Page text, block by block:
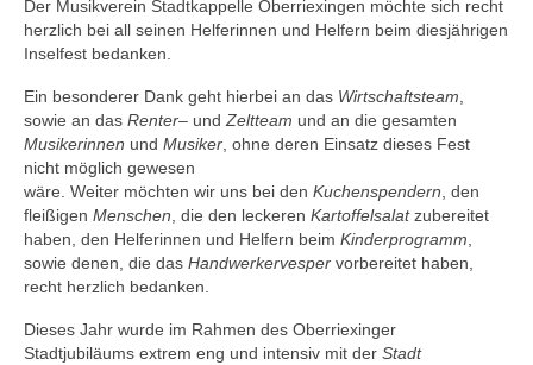
Ausbildung
Kontakt
Sponsoring
Der Musikverein Stadtkappelle Oberriexingen möchte sich recht
herzlich bei all seinen Helferinnen und Helfern beim diesjährigen
Inselfest bedanken.
Ein besonderer Dank geht hierbei an das Wirtschaftsteam
sowie an das Renter– und Zeltteam und an die gesamten
Musikerinnen und Musiker , ohne deren Einsatz dieses Fest
nicht möglich gewesen
wäre. Weiter möchten wir uns bei den Kuchenspendern , den
fleißigen Menschen , die den leckeren Kartoffelsalatzubereitet
haben, den Helferinnen und Helfern beim Kinderprogramm
sowie denen, die das Handwerkervesper vorbereitet haben,
recht herzlich bedanken.
Dieses Jahr wurde im Rahmen des Oberriexinger
Stadtjubiläums extrem eng und intensiv mit der Stadt